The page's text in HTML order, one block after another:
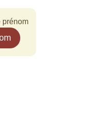
prénom